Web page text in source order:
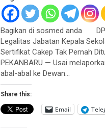
Bagikan di sosmed anda
Legalitas Jabatan Kepala
Sertifikat Cakep Tak Pernah
PEKANBARU — Usai
abal-abal ke Dewan…
Share this:
Email